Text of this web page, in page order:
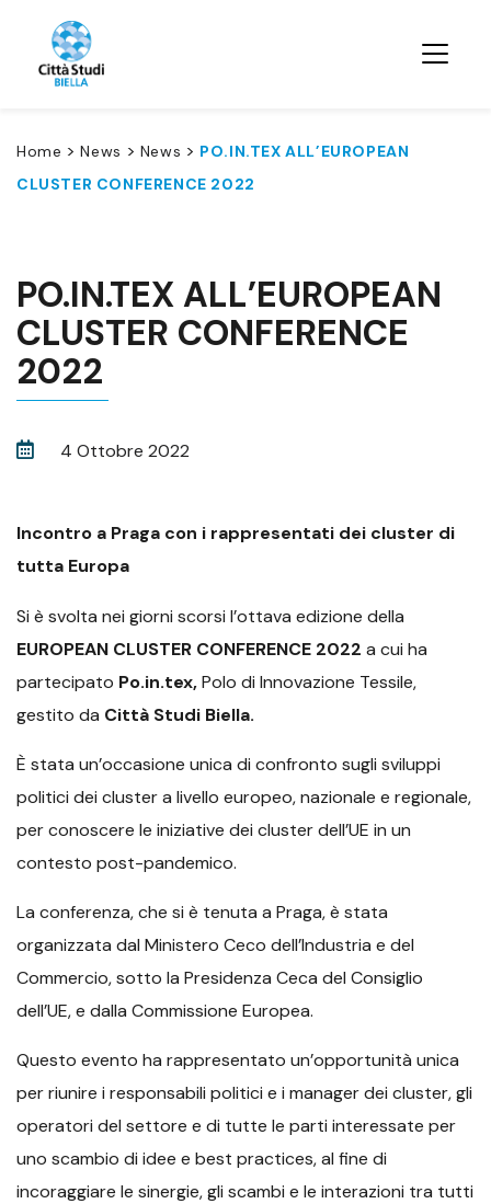
Home >News > News > PO.IN.TEX ALL’EUROPEAN
CLUSTER CONFERENCE 2022
PO.IN.TEX ALL’EUROPEAN
CLUSTER CONFERENCE
2022
4 Ottobre 2022
Incontro a Praga con i rappresentati dei cluster di
tutta Europa
Si è svolta nei giorni scorsi l’ottava edizione della
EUROPEAN CLUSTER CONFERENCE 2022 a cui ha
partecipato Po.in.tex,Polo di Innovazione Tessile,
gestito da Città Studi Biella.
È stata un’occasione unica di confronto sugli sviluppi
politici dei cluster a livello europeo, nazionale e regionale,
per conoscere le iniziative dei cluster dell’UE in un
contesto post-pandemico.
La conferenza, che si è tenuta a Praga, è stata
organizzata dal Ministero Ceco dell’Industria e del
Commercio, sotto la Presidenza Ceca del Consiglio
dell’UE, e dalla Commissione Europea.
Questo evento ha rappresentato un’opportunità unica
per riunire i responsabili politici e i manager dei cluster, gli
operatori del settore e di tutte le parti interessate per
uno scambio di idee e best practices, al fine di
incoraggiare le sinergie, gli scambi e le interazioni tra tutti